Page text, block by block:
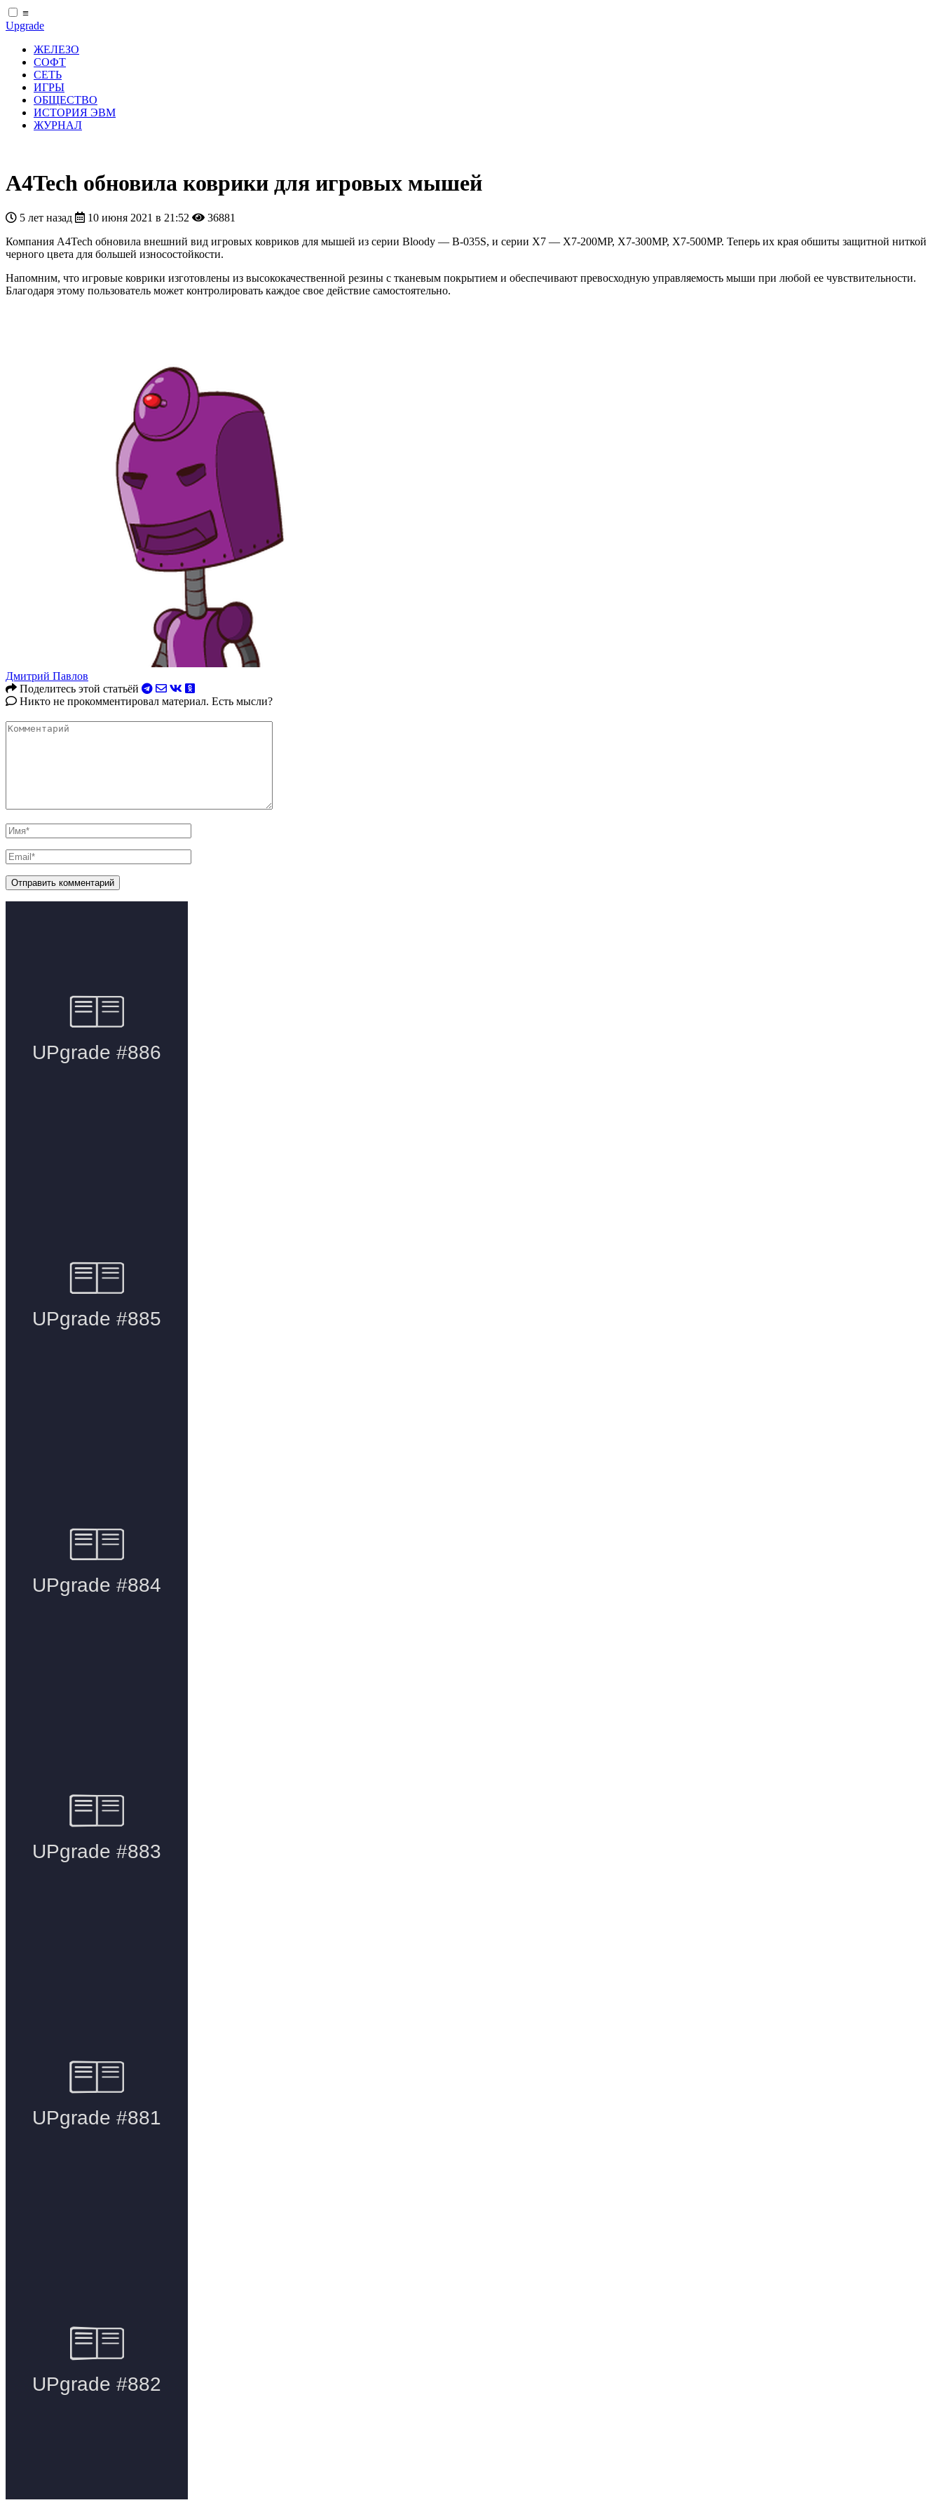
≡
Upgrade
ЖЕЛЕЗО
СОФТ
СЕТЬ
ИГРЫ
ОБЩЕСТВО
ИСТОРИЯ ЭВМ
ЖУРНАЛ
А4Tech обновила коврики для игровых мышей
5 лет назад 10 июня 2021 в 21:52
36881
Компания A4Tech обновила внешний вид игровых ковриков для мышей из серии Bloody — B-035S, и серии X7 — X7-200MP, X7-300MP, X7-500MP. Теперь их края обшиты защитной ниткой
черного цвета для большей износостойкости.
Напомним, что игровые коврики изготовлены из высококачественной резины с тканевым покрытием и обеспечивают превосходную управляемость мыши при любой ее чувствительности.
Благодаря этому пользователь может контролировать каждое свое действие самостоятельно.
Дмитрий Павлов
Поделитесь этой статьёй
Никто не прокомментировал материал. Есть мысли?